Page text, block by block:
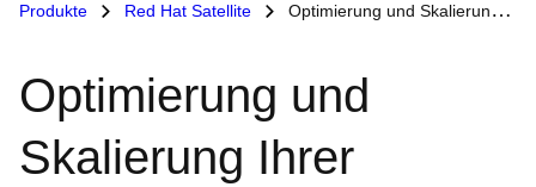
Produkte Red Hat Satellite Optimierung und Skalierung Ihrer Red Hat Enterprise Linux Infrastruktur mit Red Hat Satellite
Optimierung und
Skalierung Ihrer